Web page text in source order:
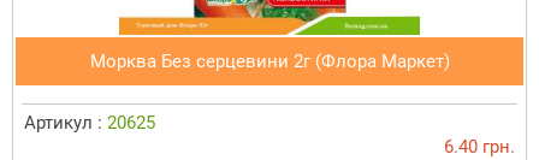
Морква Без серцевини 2г (Флора Маркет)
Артикул : 20625
6.40 грн.